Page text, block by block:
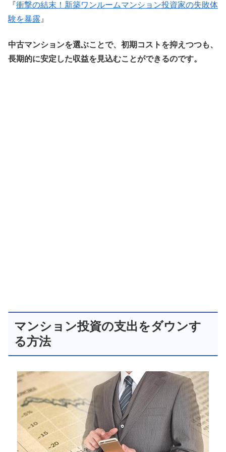
『衝撃の結末！新築ワンルームマンション投資家の失敗体
験を暴露』
中古マンションを選ぶことで、初期コストを抑えつつも、
長期的に安定した収益を見込むことができるのです。
マンション投資の支出をダウンす
る方法